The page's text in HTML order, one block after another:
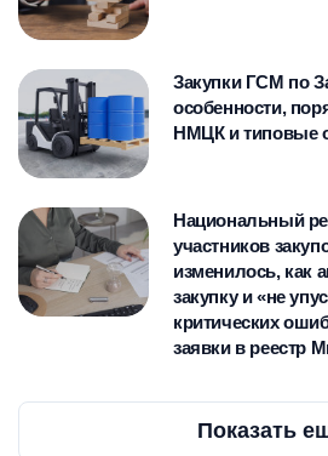
закупках в
BUILD/STATE
Екатеринбург, и
Закупки ГСМ по
особенности,
НМЦК и типовые
Национальный
участников
изменилось, как
закупку и «не
критических
заявки в реестр
Показать